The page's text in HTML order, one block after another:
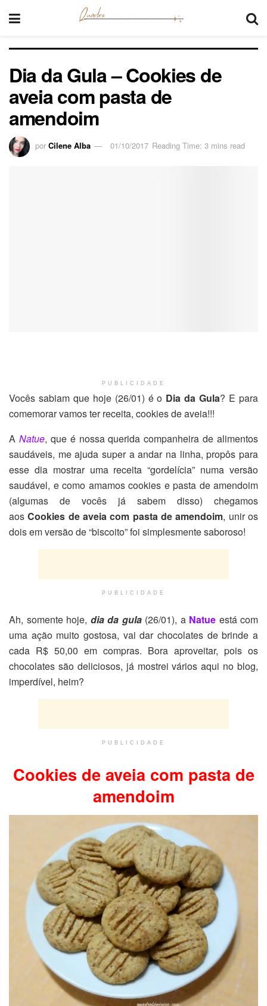
Dia da Gula – Cookies de
aveia com pasta de
amendoim
por Cilene Alba 01/10/2017 Reading Time: 3 mins read
PUBLICIDADE
Vocês sabiam que hoje (26/01) é o Dia da Gula? E para
comemorar vamos ter receita, cookies de aveia!!!
A Natue, que é nossa querida companheira de alimentos
saudáveis, me ajuda super a andar na linha, propôs para
esse dia mostrar uma receita “gordelícia” numa versão
saudável, e como amamos cookies e pasta de amendoim
(algumas de vocês já sabem disso) chegamos
aosCookies de aveia com pasta de amendoim, unir os
dois em versão de “biscoito” foi simplesmente saboroso!
PUBLICIDADE
Ah, somente hoje, dia da gula(26/01), a Natue está com
uma ação muito gostosa, vai dar chocolates de brinde a
cada R$ 50,00 em compras. Bora aproveitar, pois os
chocolates são deliciosos, já mostrei vários aqui no blog,
imperdível, heim?
PUBLICIDADE
Cookies de aveia com pasta de
amendoim